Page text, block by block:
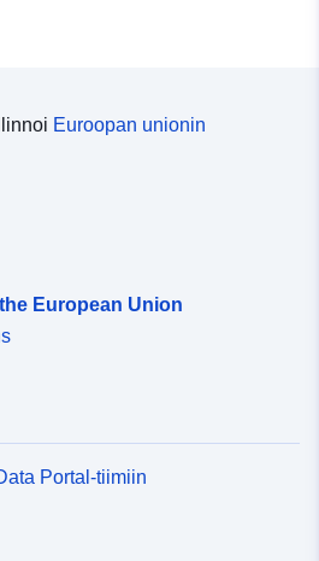
Euroopan unionin
European Union
Portal-tiimiin